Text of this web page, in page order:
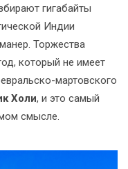
гигабайты
Индии
Торжества
который не имеет
мартовского
Холи, и это самый
смысле.